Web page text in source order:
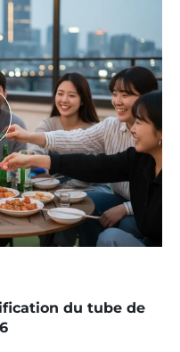
du tube de